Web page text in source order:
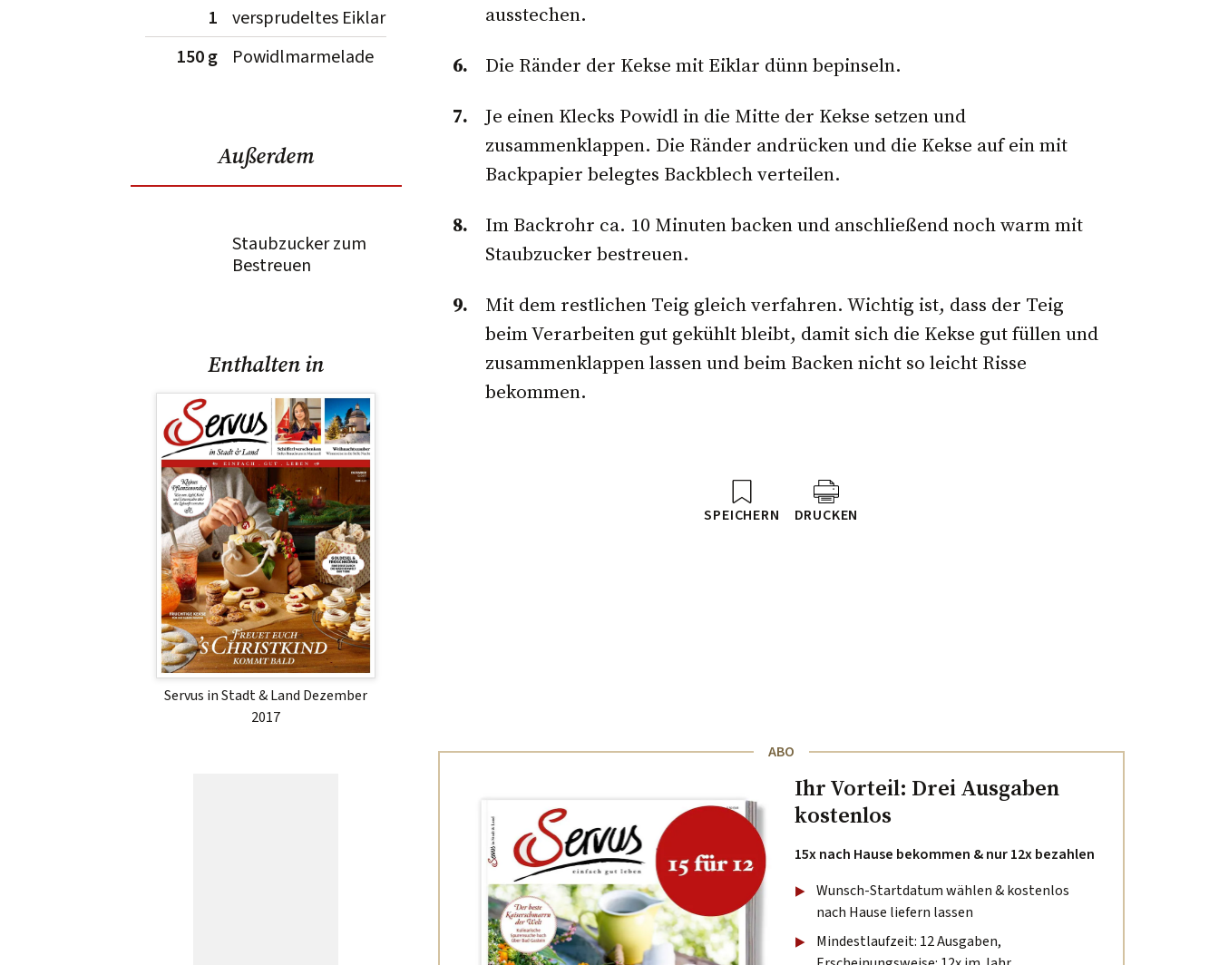
1
versprudeltes Eiklar
150 g
Powidlmarmelade
Außerdem
Staubzucker zum
Bestreuen
Enthalten in
Servus in Stadt & Land Dezember
2017
ausstechen.
Die Ränder der Kekse mit Eiklar dünn bepinseln.
Je einen Klecks Powidl in die Mitte der Kekse setzen und
zusammenklappen. Die Ränder andrücken und die Kekse auf ein mit
Backpapier belegtes Backblech verteilen.
Im Backrohr ca. 10 Minuten backen und anschließend noch warm mit
Staubzucker bestreuen.
Mit dem restlichen Teig gleich verfahren. Wichtig ist, dass der Teig
beim Verarbeiten gut gekühlt bleibt, damit sich die Kekse gut füllen und
zusammenklappen lassen und beim Backen nicht so leicht Risse
bekommen.
SPEICHERN DRUCKEN
ABO
Ihr Vorteil: Drei Ausgaben
kostenlos
15x nach Hause bekommen & nur 12x bezahlen
Wunsch-Startdatum wählen & kostenlos
nach Hause liefern lassen
Mindestlaufzeit: 12 Ausgaben,